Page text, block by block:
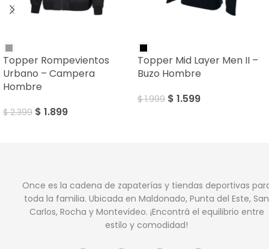
Topper Rompevientos
Urbano – Campera
Hombre
$2.399 $ 1.899
Topper Mid Layer Men II –
Buzo Hombre
$1.999 $ 1.599
Once es la cadena de zapaterías y tiendas deportivas
toda la familia. Ubicada en Maldonado, Punta del Este, San
Carlos, Rocha y Montevideo. ¡Encontrá el equilibrio entre
estilo y comodidad!